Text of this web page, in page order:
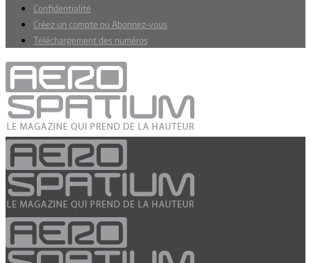
Confidentialité
Créez un compte ou Abonnez-vous
Téléchargement des numéros